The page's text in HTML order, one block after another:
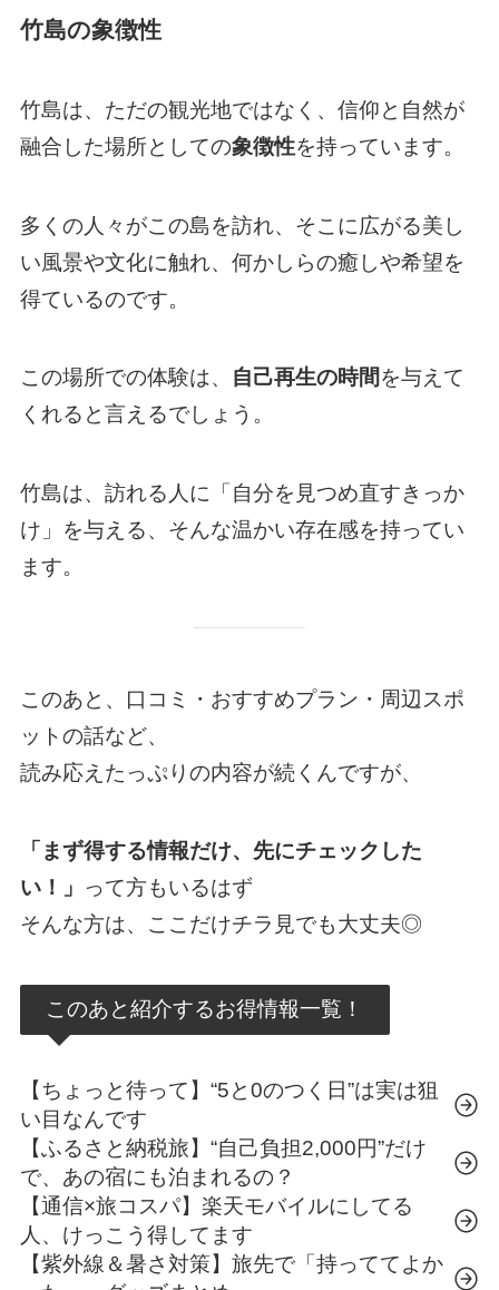
竹島の象徴性
竹島は、ただの観光地ではなく、信仰と自然が
融合した場所としての象徴性を持っています。
多くの人々がこの島を訪れ、そこに広がる美し
い風景や文化に触れ、何かしらの癒しや希望を
得ているのです。
この場所での体験は、 自己再生の時間を与えて
くれると言えるでしょう。
竹島は、訪れる人に「自分を見つめ直すきっか
け」を与える、そんな温かい存在感を持ってい
ます。
このあと、口コミ・おすすめプラン・周辺スポ
ットの話など、
読み応えたっぷりの内容が続くんですが、
「まず得する情報だけ、先にチェックした
い！」
って方もいるはず
そんな方は、ここだけチラ見でも大丈夫◎
このあと紹介するお得情報一覧！
【ちょっと待って】“5と0のつく日”は実は狙
い目なんです
【ふるさと納税旅】“自己負担2,000円”だけ
で、あの宿にも泊まれるの？
【通信×旅コスパ】楽天モバイルにしてる
人、けっこう得してます
【紫外線＆暑さ対策】旅先で「持っててよか